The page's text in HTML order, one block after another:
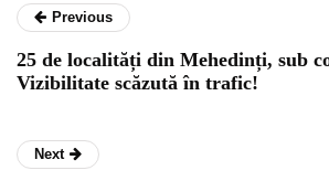
Previous
25 de localități din Mehedinți, sub
Vizibilitate scăzută în trafic!
Next